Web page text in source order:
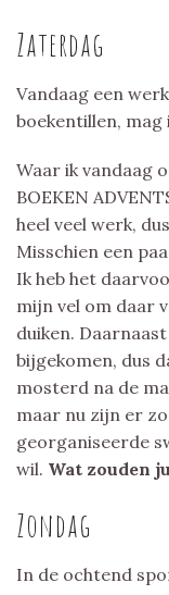
Zaterdag
Vandaag een
boekentillen, mag
Waar ik vandaag
BOEKEN
heel veel werk,
Misschien een
Ik heb het
mijn vel om daar
duiken.
bijgekomen, dus
mosterd na de
maar nu zijn er
georganiseerde
wil. Wat zouden
Zondag
In de ochtend